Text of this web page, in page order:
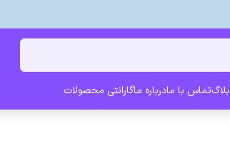
بلاگتماس با مادرباره ماگارانتی محصولات